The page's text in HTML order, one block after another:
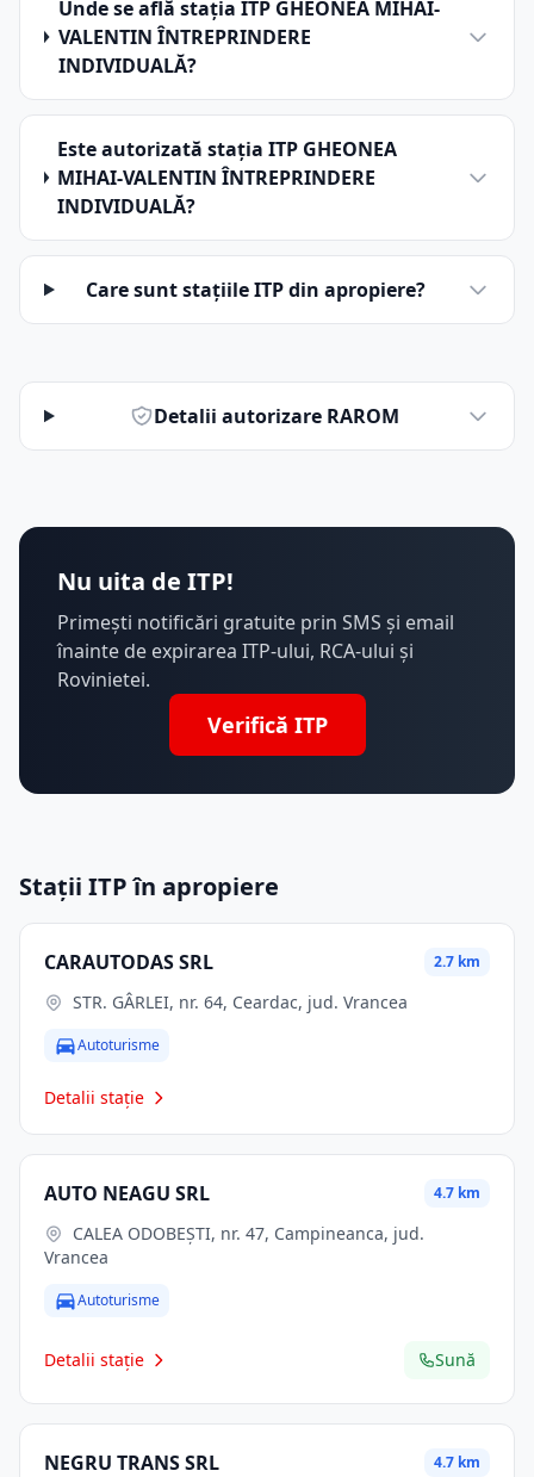
Unde se află stația ITP GHEONEA MIHAI-
VALENTIN ÎNTREPRINDERE
INDIVIDUALĂ?
Este autorizată stația ITP GHEONEA
MIHAI-VALENTIN ÎNTREPRINDERE
INDIVIDUALĂ?
Care sunt stațiile ITP din apropiere?
Detalii autorizare RAROM
Nu uita de ITP!
Primești notificări gratuite prin SMS și email
înainte de expirarea ITP-ului, RCA-ului și
Rovinietei.
Verifică ITP
Stații ITP în apropiere
CARAUTODAS SRL 2.7 km
STR. GÂRLEI, nr. 64, Ceardac, jud. Vrancea
Autoturisme
Detalii stație
AUTO NEAGU SRL 4.7 km
Vrancea
Autoturisme
Detalii stație Sună
NEGRU TRANS SRL 4.7 km